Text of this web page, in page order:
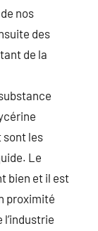
nos
des
de la
sont les
Le
bien et il est
proximité